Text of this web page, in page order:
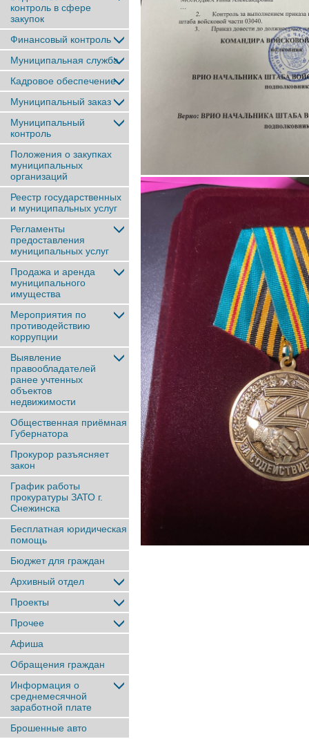
контроль в сфере
закупок
Финансовый контроль
Муниципальная служба
Кадровое обеспечение
Муниципальный заказ
Муниципальный
контроль
Положения о закупках
муниципальных
организаций
Реестр государственных
и муниципальных услуг
Регламенты
предоставления
муниципальных услуг
Продажа и аренда
муниципального
имущества
Мероприятия по
противодействию
коррупции
Выявление
правообладателей
ранее учтенныx
объектов
недвижимости
Общественная приёмная
Губернатора
Прокурор разъясняет
закон
График работы
прокуратуры ЗАТО г.
Снежинска
Бесплатная юридическая
помощь
Бюджет для граждан
Архивный отдел
Проекты
Прочее
Афиша
Обращения граждан
Информация о
среднемесячной
заработной плате
Брошенные авто